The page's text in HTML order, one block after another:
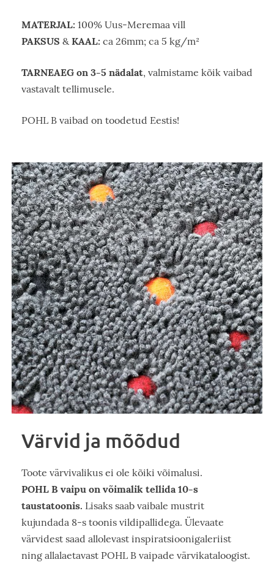
MATERJAL: 100% Uus-Meremaa vill
PAKSUS &KAAL: ca 26mm; ca 5 kg/m²
TARNEAEG on 3-5 nädalat, valmistame kõik vaibad
vastavalt tellimusele.
POHL B vaibad on toodetud Eestis!
Värvid ja mõõdud
Toote värvivalikus ei ole kõiki võimalusi.
POHL B vaipu on võimalik tellida 10-s
taustatoonis. Lisaks saab vaibale mustrit
kujundada 8-s toonis vildipallidega. Ülevaate
värvidest saad allolevast inspiratsioonigaleriist
ning allalaetavast POHL B vaipade värvikataloogist.